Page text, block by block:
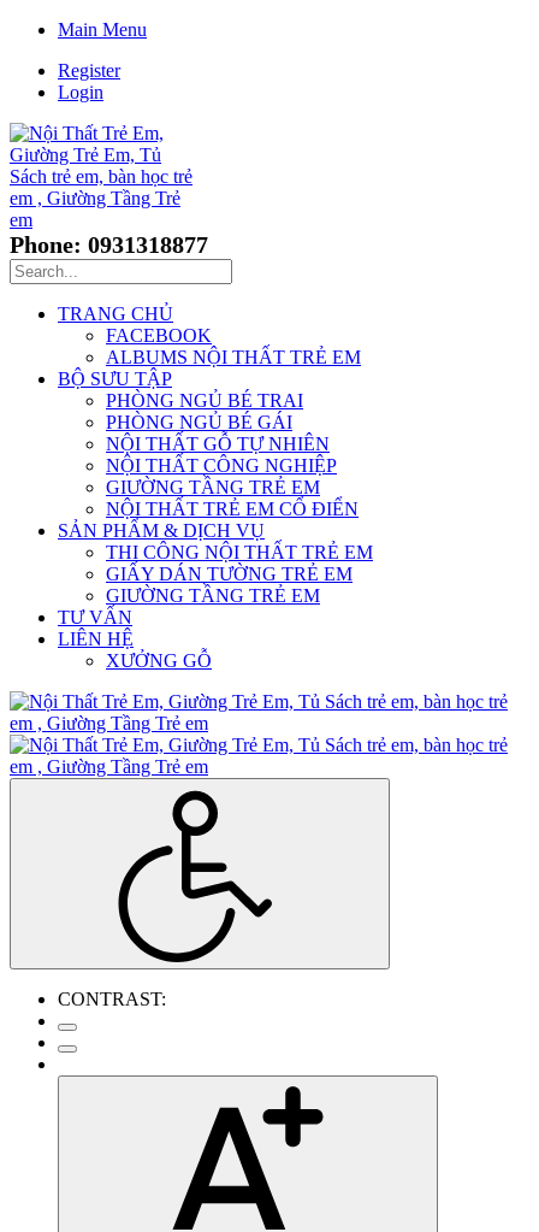
Main Menu
Register
Login
Phone: 0931318877
TRANG CHỦ
FACEBOOK
ALBUMS NỘI THẤT TRẺ EM
BỘ SƯU TẬP
PHÒNG NGỦ BÉ TRAI
PHÒNG NGỦ BÉ GÁI
NỘI THẤT GỖ TỰ NHIÊN
NỘI THẤT CÔNG NGHIỆP
GIƯỜNG TẦNG TRẺ EM
NỘI THẤT TRẺ EM CỔ ĐIỂN
SẢN PHẨM & DỊCH VỤ
THI CÔNG NỘI THẤT TRẺ EM
GIẤY DÁN TƯỜNG TRẺ EM
GIƯỜNG TẦNG TRẺ EM
TƯ VẤN
LIÊN HỆ
XƯỞNG GỖ
CONTRAST: